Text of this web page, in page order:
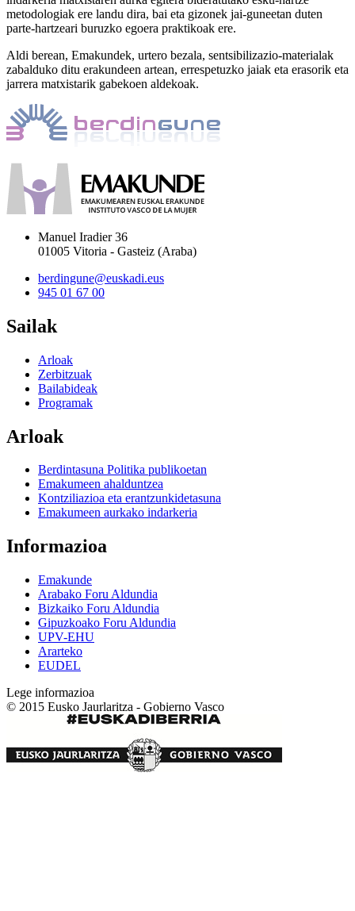
metodologiak ere landu dira, bai eta gizonek jai-guneetan duten
parte-hartzeari buruzko egoera praktikoak ere.
Aldi berean, Emakundek, urtero bezala, sentsibilizazio-materialak
zabalduko ditu erakundeen artean, errespetuzko jaiak eta erasorik eta
jarrera matxistarik gabekoen aldekoak.
Manuel Iradier 36
01005 Vitoria - Gasteiz (Araba)
berdingune@euskadi.eus
945 01 67 00
Sailak
Arloak
Zerbitzuak
Bailabideak
Programak
Arloak
Berdintasuna Politika publikoetan
Emakumeen ahalduntzea
Kontziliazioa eta erantzunkidetasuna
Emakumeen aurkako indarkeria
Informazioa
Emakunde
Arabako Foru Aldundia
Bizkaiko Foru Aldundia
Gipuzkoako Foru Aldundia
UPV-EHU
Ararteko
EUDEL
Lege informazioa
© 2015 Eusko Jaurlaritza - Gobierno Vasco